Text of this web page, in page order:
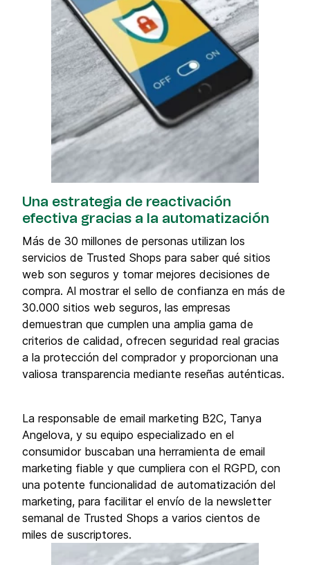
Una estrategia de reactivación
efectiva gracias a la automatización
Más de 30 millones de personas utilizan los
servicios de Trusted Shops para saber qué sitios
web son seguros y tomar mejores decisiones de
compra. Al mostrar el sello de confianza en más de
30.000 sitios web seguros, las empresas
demuestran que cumplen una amplia gama de
criterios de calidad, ofrecen seguridad real gracias
a la protección del comprador y proporcionan una
valiosa transparencia mediante reseñas auténticas.
La responsable de email marketing B2C, Tanya
Angelova, y su equipo especializado en el
consumidor buscaban una herramienta de email
marketing fiable y que cumpliera con el RGPD, con
una potente funcionalidad de automatización del
marketing, para facilitar el envío de la newsletter
semanal de Trusted Shops a varios cientos de
miles de suscriptores.